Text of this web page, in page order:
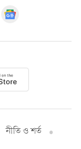
নীতি ও শর্ত